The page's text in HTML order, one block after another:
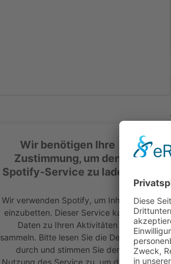
Wir benötigen Ihre
Zustimmung, um den
Spotify-Service zu laden!
Wir verwenden Spotify, um Inhalte
einzubetten. Dieser Service kann
Daten zu Ihren Aktivitäten
sammeln. Bitte lesen Sie die Details
durch und stimmen Sie der
Nutzung des Service zu, um diese